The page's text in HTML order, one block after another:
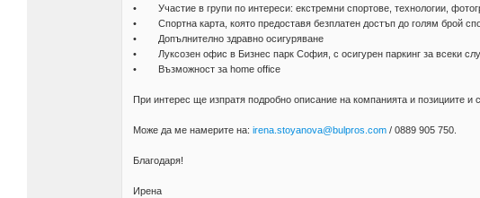
• Участие в групи по интереси: екстремни спортове, технологии,
• Спортна карта, която предоставя безплатен достъп до голям брой
• Допълнително здравно осигуряване
• Луксозен офис в Бизнес парк София, с осигурен паркинг за всеки
• Възможност за home office
При интерес ще изпратя подробно описание на компанията и позициите и
Може да ме намерите на: irena.stoyanova@bulpros.com / 0889 905 750.
Благодаря!
Ирена